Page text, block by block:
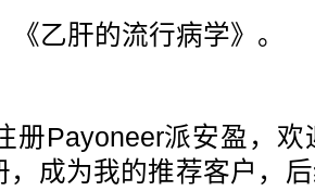
《乙肝的流行病学》。
Payoneer派安盈，欢
，成为我的推荐客户，